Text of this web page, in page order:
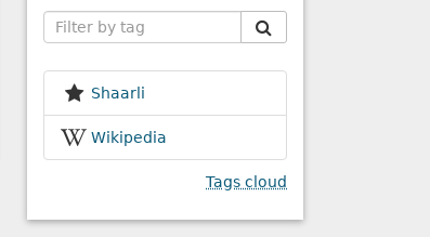
Shaarli
Wikipedia
Tags cloud